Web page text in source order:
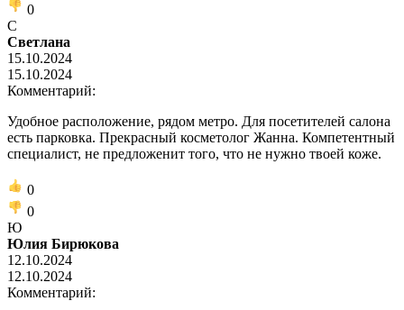
0
С
Светлана
15.10.2024
15.10.2024
Комментарий:
Удобное расположение, рядом метро. Для посетителей салона
есть парковка. Прекрасный косметолог Жанна. Компетентный
специалист, не предложенит того, что не нужно твоей коже.
0
0
Ю
Юлия Бирюкова
12.10.2024
12.10.2024
Комментарий: